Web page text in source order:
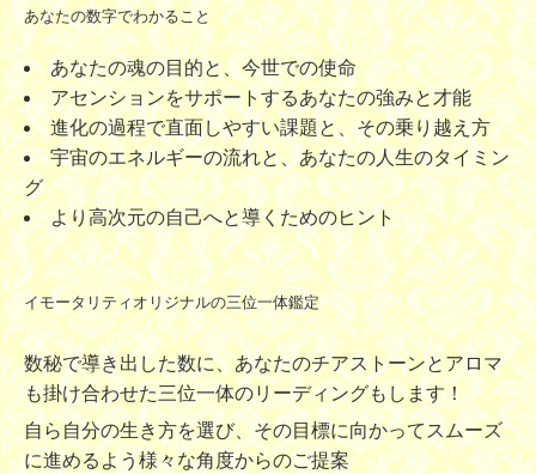
あなたの数字でわかること
あなたの魂の目的と、今世での使命
アセンションをサポートするあなたの強みと才能
進化の過程で直面しやすい課題と、その乗り越え方
宇宙のエネルギーの流れと、あなたの人生のタイミン
グ
より高次元の自己へと導くためのヒント
イモータリティオリジナルの三位一体鑑定
数秘で導き出した数に、あなたのチアストーンとアロマ
も掛け合わせた三位一体のリーディングもします！
自ら自分の生き方を選び、その目標に向かってスムーズ
に進めるよう様々な角度からのご提案